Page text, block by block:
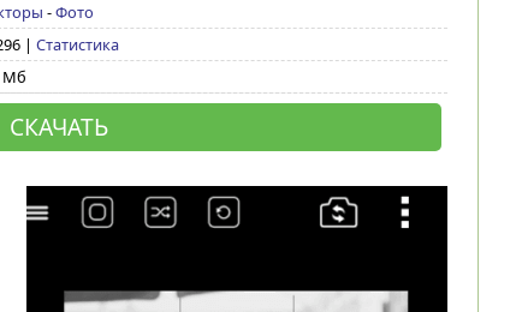
-Фото
| Статистика
Мб
СКАЧАТЬ